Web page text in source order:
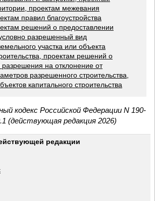
проектам межевания
правил благоустройства
решений о предоставлении
разрешенный вид
участка или объекта
проектам решений о
разрешения на отклонение от
разрешенного строительства,
капитального строительства
кодекс Российской Федерации N 190-
(действующая редакция 2026)
редакции